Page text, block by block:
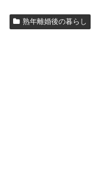
熟年離婚後の暮らし